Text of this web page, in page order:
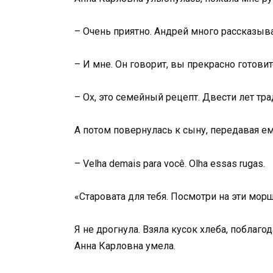
– Очень приятно. Андрей много
– И мне. Он говорит, вы прекрасно
– Ох, это семейный рецепт. Двести лет
А потом повернулась к сыну, передавая
– Velha demais para você. Olha essas rugas.
«Старовата для тебя. Посмотри на эти
Я не дрогнула. Взяла кусок хлеба,
Анна Карловна умела.